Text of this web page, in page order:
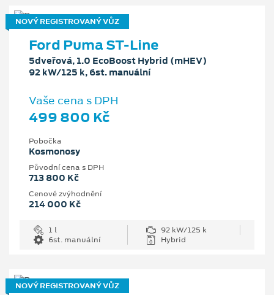
NOVÝ REGISTROVANÝ VŮZ
Ford Puma ST-Line
5dveřová, 1.0 EcoBoost Hybrid (mHEV)
92 kW/125 k, 6st. manuální
Vaše cena s DPH
499 800 Kč
Pobočka
Kosmonosy
Původní cena s DPH
713 800 Kč
Cenové zvýhodnění
214 000 Kč
1 l
92 kW/125 k
6st. manuální
Hybrid
NOVÝ REGISTROVANÝ VŮZ